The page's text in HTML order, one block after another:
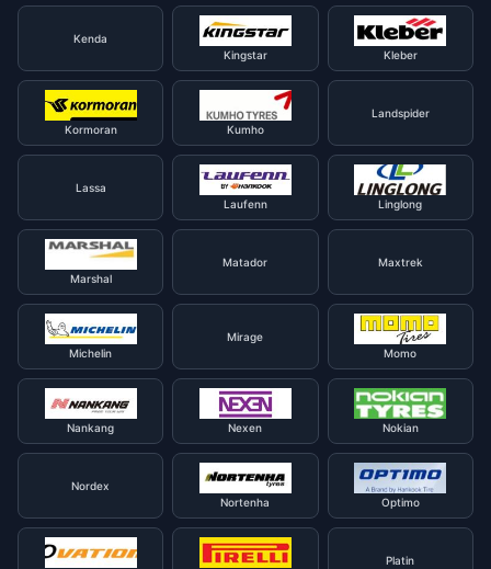
Kenda
Kingstar
Kleber
Kormoran Kumho
Landspider
Lassa
Laufenn
Linglong
Marshal
Matador Maxtrek
Michelin
Mirage
Momo
Nankang Nexen Nokian
Nordex
Nortenha
Optimo
Platin